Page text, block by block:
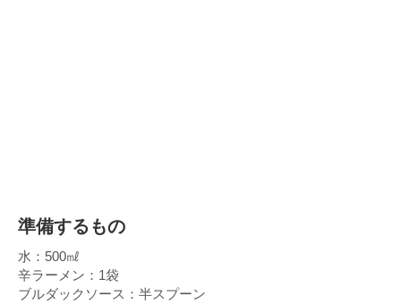
準備するもの
水：500㎖
辛ラーメン：1袋
ブルダックソース：半スプーン